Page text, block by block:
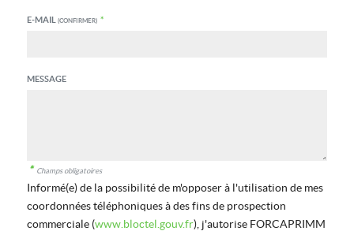
E-MAIL(CONFIRMER) *
MESSAGE
* Champs obligatoires
Informé(e) de la possibilité de m'opposer à l'utilisation de mes
coordonnées téléphoniques à des fins de prospection
commerciale (www.bloctel.gouv.fr), j'autorise FORCAPRIMM